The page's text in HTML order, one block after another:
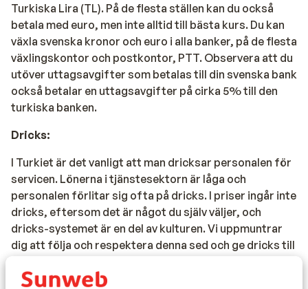
Turkiska Lira (TL). På de flesta ställen kan du också
betala med euro, men inte alltid till bästa kurs. Du kan
växla svenska kronor och euro i alla banker, på de flesta
växlingskontor och postkontor, PTT. Observera att du
utöver uttagsavgifter som betalas till din svenska bank
också betalar en uttagsavgifter på cirka 5% till den
turkiska banken.
Dricks:
I Turkiet är det vanligt att man dricksar personalen för
servicen. Lönerna i tjänstesektorn är låga och
personalen förlitar sig ofta på dricks. I priser ingår inte
dricks, eftersom det är något du själv väljer, och
dricks-systemet är en del av kulturen. Vi uppmuntrar
dig att följa och respektera denna sed och ge dricks till
taxichaufförer, lokala guider, etc. På hotell,